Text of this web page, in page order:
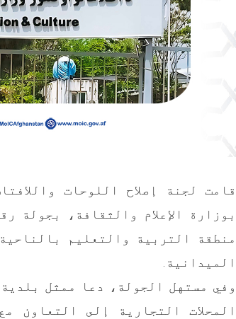
قامت لجنة إصلاح اللوحات
بوزارة الإعلام والثقافة، بجولة
منطقة التربية والتعليم
الميدانية.
وفي مستهل الجولة، دعا ممثل
المحلات التجارية إلى التعاون